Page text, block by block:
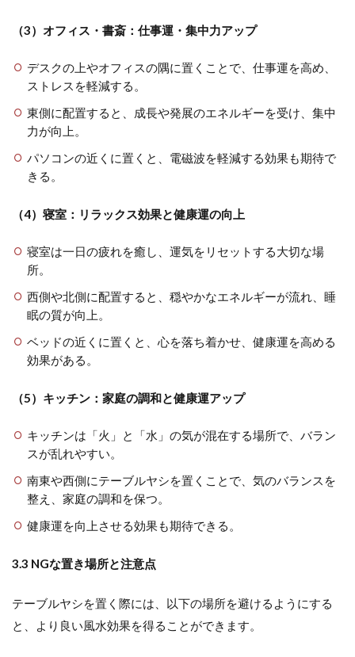
（3）オフィス・書斎：仕事運・集中力アップ
デスクの上やオフィスの隅に置くことで、仕事運を高め、
ストレスを軽減する。
東側に配置すると、成長や発展のエネルギーを受け、集中
力が向上。
パソコンの近くに置くと、電磁波を軽減する効果も期待で
きる。
（4）寝室：リラックス効果と健康運の向上
寝室は一日の疲れを癒し、運気をリセットする大切な場
所。
西側や北側に配置すると、穏やかなエネルギーが流れ、睡
眠の質が向上。
ベッドの近くに置くと、心を落ち着かせ、健康運を高める
効果がある。
（5）キッチン：家庭の調和と健康運アップ
キッチンは「火」と「水」の気が混在する場所で、バラン
スが乱れやすい。
南東や西側にテーブルヤシを置くことで、気のバランスを
整え、家庭の調和を保つ。
健康運を向上させる効果も期待できる。
3.3 NGな置き場所と注意点
テーブルヤシを置く際には、以下の場所を避けるようにする
と、より良い風水効果を得ることができます。